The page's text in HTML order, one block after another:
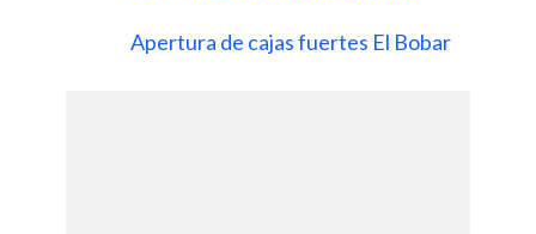
Apertura de cajas fuertes El Bobar